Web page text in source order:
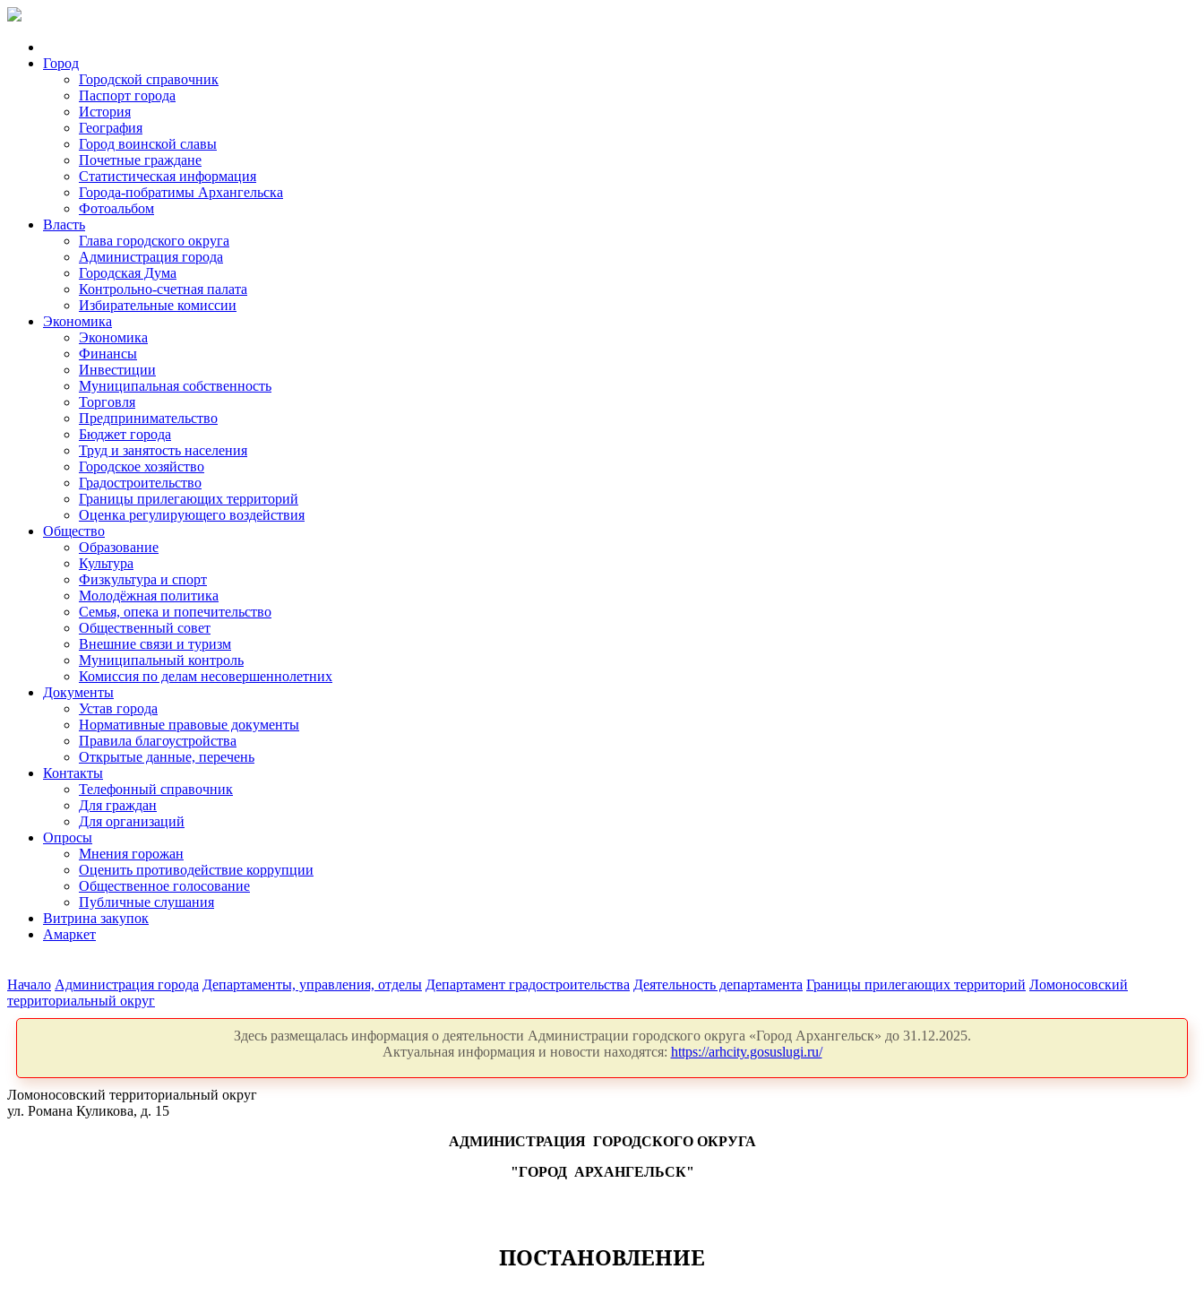
Город
Городской справочник
Паспорт города
История
География
Город воинской славы
Почетные граждане
Статистическая информация
Города-побратимы Архангельска
Фотоальбом
Власть
Глава городского округа
Администрация города
Городская Дума
Контрольно-счетная палата
Избирательные комиссии
Экономика
Экономика
Финансы
Инвестиции
Муниципальная собственность
Торговля
Предпринимательство
Бюджет города
Труд и занятость населения
Городское хозяйство
Градостроительство
Границы прилегающих территорий
Оценка регулирующего воздействия
Общество
Образование
Культура
Физкультура и спорт
Молодёжная политика
Семья, опека и попечительство
Общественный совет
Внешние связи и туризм
Муниципальный контроль
Комиссия по делам несовершеннолетних
Документы
Устав города
Нормативные правовые документы
Правила благоустройства
Открытые данные, перечень
Контакты
Телефонный справочник
Для граждан
Для организаций
Опросы
Мнения горожан
Оценить противодействие коррупции
Общественное голосование
Публичные слушания
Витрина закупок
Амаркет
Начало Администрация города Департаменты, управления, отделы Департамент градостроительства Деятельность департамента Границы прилегающих территорий Ломоносовский
территориальный округ
Здесь размещалась информация о деятельности Администрации городского округа «Город Архангельск» до 31.12.2025.
Актуальная информация и новости находятся: https://arhcity.gosuslugi.ru/
Ломоносовский территориальный округ
ул. Романа Куликова, д. 15
АДМИНИСТРАЦИЯ ГОРОДСКОГО ОКРУГА
"ГОРОД АРХАНГЕЛЬСК"
ПОСТАНОВЛЕНИЕ